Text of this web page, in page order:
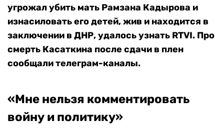
угрожал убить мать Рамзана Кадырова и
изнасиловать его детей, жив и находится в
заключении в ДНР, удалось узнать RTVI. Про
смерть Касаткина после сдачи в плен
сообщали телеграм-каналы.
«Мне нельзя комментировать
войну и политику»